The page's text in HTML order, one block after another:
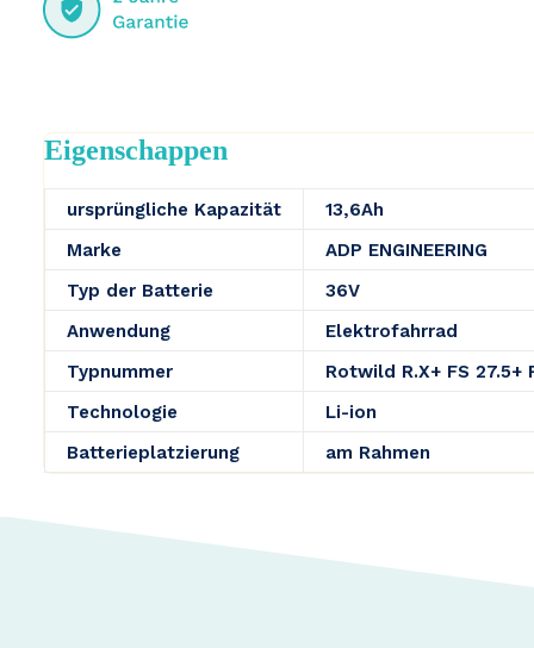
Eigenschappen
ursprüngliche Kapazität
13,6Ah
Marke
ADP ENGINEERING
Typ der Batterie
36V
Anwendung
Elektrofahrrad
Typnummer
Rotwild R.X+ FS 27.5+
Technologie
Li-ion
Batterieplatzierung
am Rahmen